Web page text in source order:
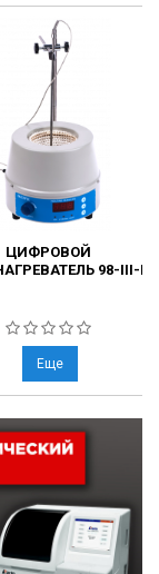
ЦИФРОВОЙ
98-III-B
Еще